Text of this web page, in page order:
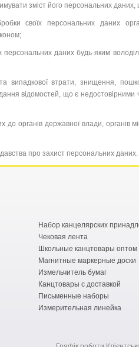
зміст його персональних
своїх персональних даних
даних будь-яким
випадкової втрати, знищення,
відомостей, що є недостовірними
органів державної влади, органів
про захист персональних даних.
Набор канцелярских
Чековая лента
Школьные канцтовары оптом
Магнитные маркерные доски
Измельчитель бумаг
Канцтовары с доставкой
Письменные наборы
Измерительная линейка